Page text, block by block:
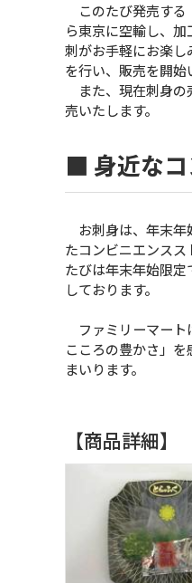
このたび発売する
ら東京に空輸し、
刺がお手軽にお楽
を行い、販売を開始
また、現在刺身の
売いたします。
■ 身近なコ
お刺身は、年末年
たコンビニエンス
たびは年末年始限
しております。
ファミリーマート
こころの豊かさ」
まいります。
【商品詳細】